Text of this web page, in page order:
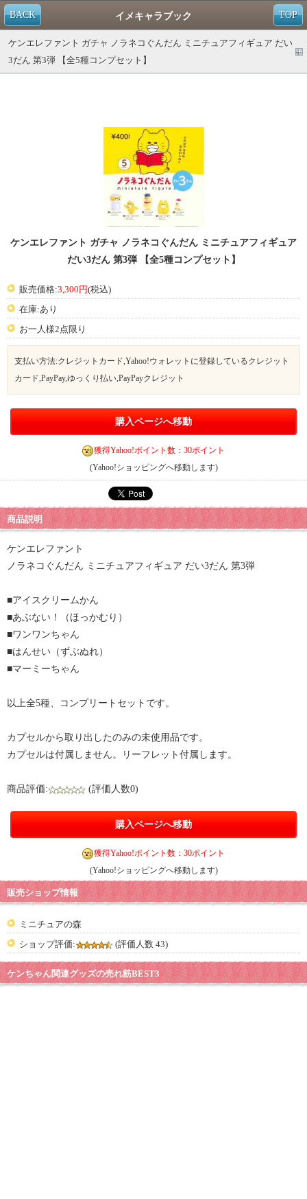
TOP
BACK イメキャラブック
ケンエレファント ガチャ ノラネコぐんだん ミニチュアフィギュア だい
3だん 第3弾 【全5種コンプセット】
ケンエレファント ガチャ ノラネコぐんだん ミニチュアフィギュア
だい3だん 第3弾 【全5種コンプセット】
販売価格:3,300円(税込)
在庫:あり
お一人様2点限り
支払い方法:クレジットカード,Yahoo!ウォレットに登録しているクレジット
カード,PayPay,ゆっくり払い,PayPayクレジット
購入ページへ移動
獲得Yahoo!ポイント数：30ポイント
(Yahoo!ショッピングへ移動します)
商品説明
ケンエレファント
ノラネコぐんだん ミニチュアフィギュア だい3だん 第3弾
■アイスクリームかん
■あぶない！（ほっかむり）
■ワンワンちゃん
■はんせい（ずぶぬれ）
■マーミーちゃん
以上全5種、コンプリートセットです。
カプセルから取り出したのみの未使用品です。
カプセルは付属しません。リーフレット付属します。
商品評価: (評価人数0)
購入ページへ移動
獲得Yahoo!ポイント数：30ポイント
(Yahoo!ショッピングへ移動します)
販売ショップ情報
ミニチュアの森
ショップ評価:
(評価人数 43)
ケンちゃん関連グッズの売れ筋BEST3